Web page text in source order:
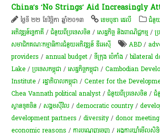
China’s ‘No Strings’ Aid Increasingly
ថ្ងៃទី ២២ ខែវិច្ឆិកា ឆ្នាំ២០១៣ ខេមបូឌា ដេលី ជំនួ
អភិវឌ្ឍន៍ទ្វេភាគី /ជំនួយពីប្រទេសចិន /សេដ្ឋកិច្ច និងពាណិជ្ជកម្ម /
សមាជិកគណៈកម្មាធិការជំនួយអភិវឌ្ឍន៍ ឌីអេស៊ី
ABD /
providers /annual budget /ទីក្រុង ប៉េកាំង /bilateral
Lake /ប្រទេសកម្ពុជា /សេដ្ឋកិច្ចកម្ពុជា /Cambodian
Institute /រដ្ឋាភិបាលកម្ពុជា /Center for the
Chea Vannath political analyst /ជំនួយពីប្រទេសចិន /ជំ
ស្ថានទូតចិន /សង្គម​ស៊ីវិល /democratic country /
development partners /diversity /donor meeting
economic reasons /ការបណ្តេញចេញ /អង្គការឃ្លាំមើលសិ